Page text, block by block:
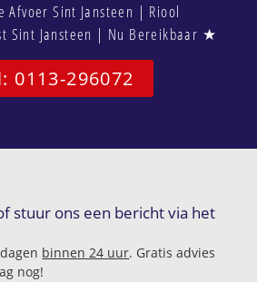
Sint Jansteen | Riool
Sint Jansteen | Nu Bereikbaar ★
0113-296072
stuur ons een bericht via het
binnen 24 uur. Gratis advies
nog!